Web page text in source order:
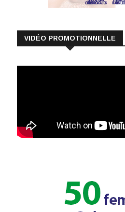
VIDÉO PROMOTIONNELLE